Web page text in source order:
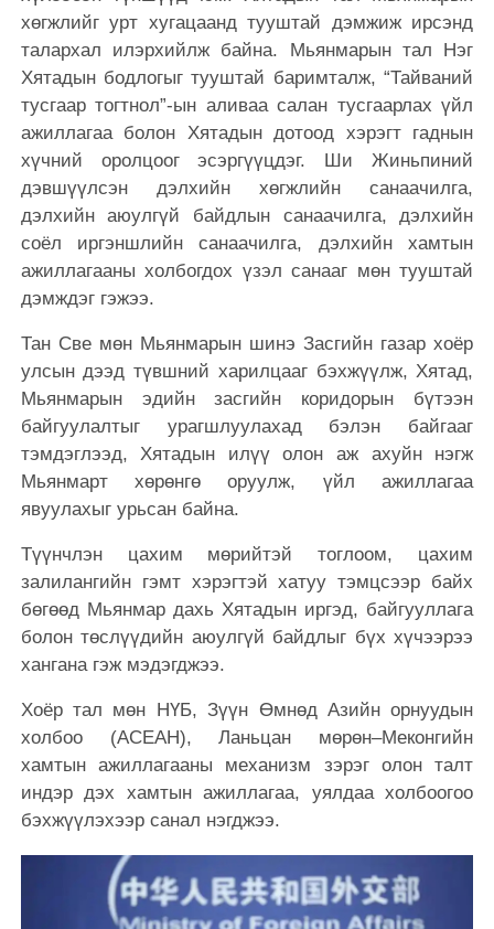
хөгжлийг урт хугацаанд тууштай дэмжиж ирсэнд
талархал илэрхийлж байна. Мьянмарын тал Нэг
Хятадын бодлогыг тууштай баримталж, “Тайваний
тусгаар тогтнол”-ын аливаа салан тусгаарлах үйл
ажиллагаа болон Хятадын дотоод хэрэгт гаднын
хүчний оролцоог эсэргүүцдэг. Ши Жиньпиний
дэвшүүлсэн дэлхийн хөгжлийн санаачилга,
дэлхийн аюулгүй байдлын санаачилга, дэлхийн
соёл иргэншлийн санаачилга, дэлхийн хамтын
ажиллагааны холбогдох үзэл санааг мөн тууштай
дэмждэг гэжээ.
Тан Све мөн Мьянмарын шинэ Засгийн газар хоёр
улсын дээд түвшний харилцааг бэхжүүлж, Хятад,
Мьянмарын эдийн засгийн коридорын бүтээн
байгуулалтыг урагшлуулахад бэлэн байгааг
тэмдэглээд, Хятадын илүү олон аж ахуйн нэгж
Мьянмарт хөрөнгө оруулж, үйл ажиллагаа
явуулахыг урьсан байна.
Түүнчлэн цахим мөрийтэй тоглоом, цахим
залилангийн гэмт хэрэгтэй хатуу тэмцсээр байх
бөгөөд Мьянмар дахь Хятадын иргэд, байгууллага
болон төслүүдийн аюулгүй байдлыг бүх хүчээрээ
хангана гэж мэдэгджээ.
Хоёр тал мөн НҮБ, Зүүн Өмнөд Азийн орнуудын
холбоо (АСЕАН), Ланьцан мөрөн–Меконгийн
хамтын ажиллагааны механизм зэрэг олон талт
индэр дэх хамтын ажиллагаа, уялдаа холбоогоо
бэхжүүлэхээр санал нэгджээ.